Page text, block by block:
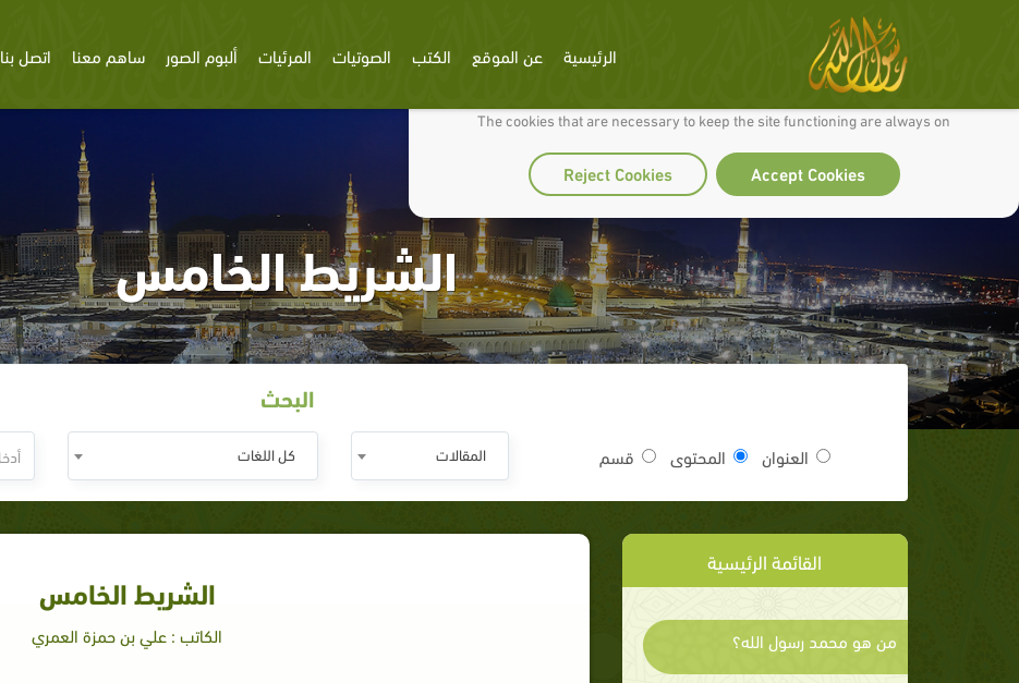
We use cookies to make our site work well for you and so we can continually improve it.
The cookies that are necessary to keep the site functioning are always on
Accept Cookies
Reject Cookies
الرئيسية عن الموقع الكتب الصوتيات المرئيات ألبوم الصور ساهم معنا اتصل بنا
الشريط الخامس
البحث
العنوان المحتوى قسم المقالات كل اللغات
القائمة الرئيسية
من هو محمد رسول الله؟
الشريط الخامس
الكاتب : علي بن حمزة العمري